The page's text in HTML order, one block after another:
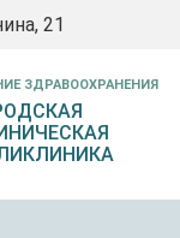
21
ЗДРАВООХРАНЕНИЯ